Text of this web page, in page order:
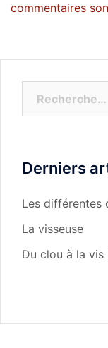
commentaires
Derniers
Les différentes
La visseuse
Du clou à la vis